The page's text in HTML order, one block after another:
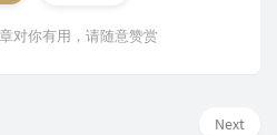
对你有用，请随意赞赏
Next